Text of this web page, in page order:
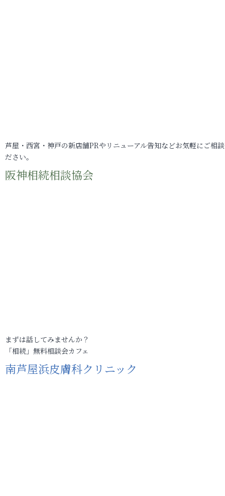
芦屋・西宮・神戸の新店舗PRやリニューアル告知などお気軽にご相
ださい。
阪神相続相談協会
まずは話してみませんか？
「相続」無料相談会カフェ
南芦屋浜皮膚科クリニック